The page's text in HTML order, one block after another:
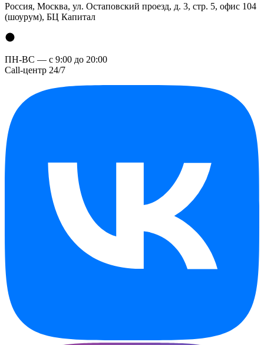
Россия, Москва, ул. Остаповский проезд, д. 3, стр. 5, офис 104
(шоурум), БЦ Капитал
ПН-ВС — с 9:00 до 20:00
Call-центр 24/7